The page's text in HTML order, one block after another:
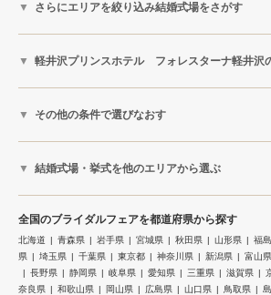
さらにエリアを絞り込み結婚式場をさがす
軽井沢プリンスホテル フォレスターナ軽井沢
その他の条件で選びなおす
結婚式場・挙式を他のエリアから選ぶ
全国のブライダルフェアを都道府県から探す
北海道 青森県 岩手県 宮城県 秋田県 山形県 福
県
埼玉県 千葉県 東京都 神奈川県 新潟県 富山県
長野県
静岡県 岐阜県 愛知県 三重県 滋賀県
奈良県
和歌山県 岡山県 広島県 山口県 鳥取県